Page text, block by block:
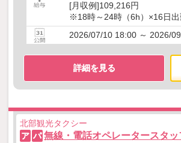
[月収例]109,216円
※18時～24時（6h）×16日出
2026/07/10 18:00 ～ 2026/
詳細を見る
北部観光タクシー
ア パ 無線・電話オペレータースタッ